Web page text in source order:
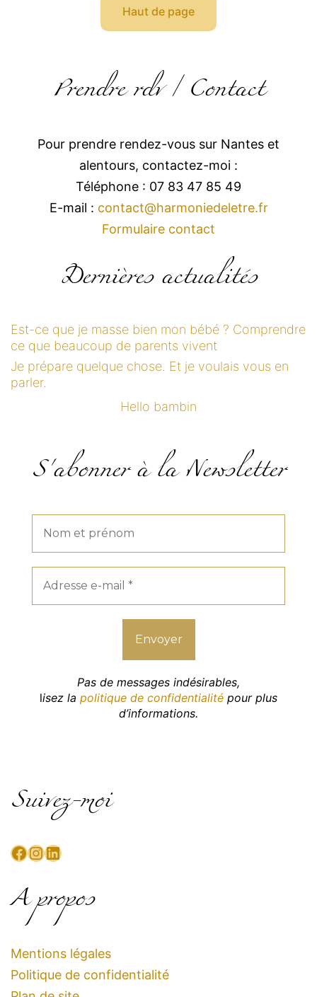
Haut de page
Prendre rdv / Contact
Pour prendre rendez-vous sur Nantes et
alentours, contactez-moi :
Téléphone : 07 83 47 85 49
E-mail : contact@harmoniedeletre.fr
Formulaire contact
Dernières actualités
Est-ce que je masse bien mon bébé ? Comprendre
ce que beaucoup de parents vivent
Je prépare quelque chose. Et je voulais vous en
parler.
Hello bambin
S'abonner à la Newsletter
Pas de messages indésirables,
lisez la politique de confidentialité pour plus
d’informations.
Suivez-moi
Facebook
Instagram
LinkedIn
A propos
Mentions légales
Politique de confidentialité